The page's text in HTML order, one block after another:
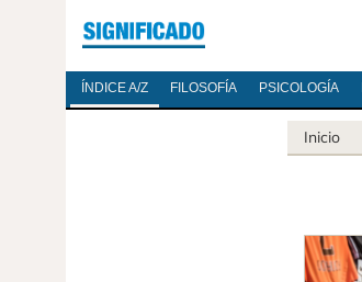
ÍNDICE A/Z FILOSOFÍA PSICOLOGÍA
Inicio